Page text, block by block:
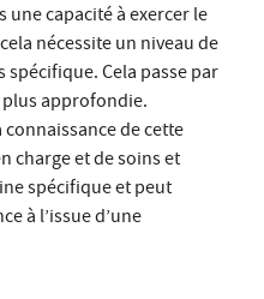
capacité à exercer le
nécessite un niveau de
spécifique. Cela passe par
approfondie.
connaissance de cette
charge et de soins et
spécifique et peut
à l’issue d’une